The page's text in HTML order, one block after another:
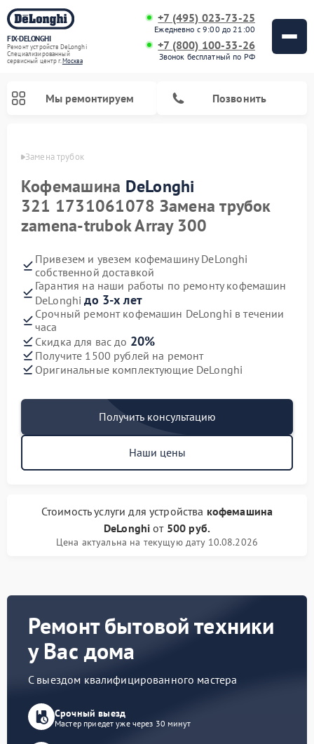
FIX-DELONGHI
Ремонт устройств DeLonghi
Специализированный
cервисный центр г.Москва
+7 (495) 023-73-25
Ежедневно с 9:00 до 21:00
+7 (800) 100-33-26
Звонок бесплатный по РФ
Мы ремонтируем Позвонить
Замена трубок
Кофемашина DeLonghi
321 1731061078 Замена трубок
zamena-trubok Array 300
Привезем и увезем кофемашину DeLonghi
собственной доставкой
Гарантия на наши работы по ремонту кофемашин
DeLonghiдо 3-х лет
Срочный ремонт кофемашин DeLonghi в течении
часа
Скидка для вас до 20%
Получите 1500 рублей на ремонт
Оригинальные комплектующие DeLonghi
Получить консультацию
Наши цены
Стоимость услугидля устройства кофемашина
DeLonghi от 500 руб.
Цена актуальна на текущую дату 10.08.2026
Ремонт бытовой техники
у Вас дома
С выездом квалифицированного мастера
Срочный выезд
Мастер приедет уже через 30 минут